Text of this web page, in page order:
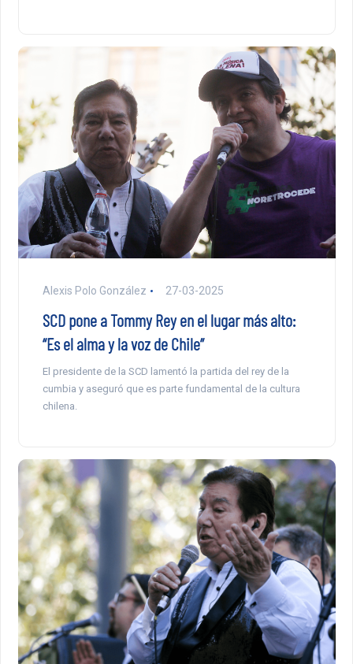
Alexis Polo González 27-03-2025
SCD pone a Tommy Rey en el lugar más alto:
“Es el alma y la voz de Chile”
El presidente de la SCD lamentó la partida del rey de la
cumbia y aseguró que es parte fundamental de la cultura
chilena.